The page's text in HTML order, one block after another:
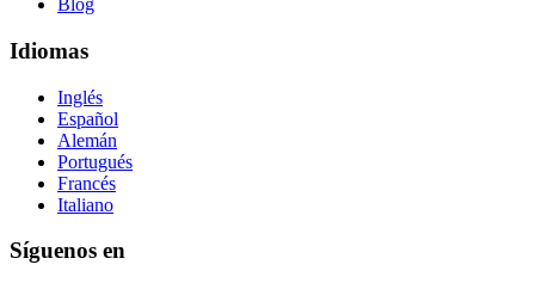
Blog
Idiomas
Inglés
Español
Alemán
Portugués
Francés
Italiano
Síguenos en